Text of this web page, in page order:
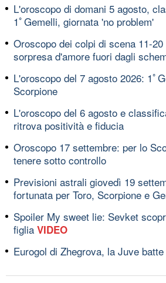
L'oroscopo di domani 5 agosto,
1ﾟGemelli, giornata 'no problem'
Oroscopo dei colpi di scena 11-20
sorpresa d'amore fuori dagli
L'oroscopo del 7 agosto 2026: 1ﾟ
Scorpione
L'oroscopo del 6 agosto e
ritrova positività e fiducia
Oroscopo 17 settembre: per lo
tenere sotto controllo
Previsioni astrali giovedì 19
fortunata per Toro, Scorpione e
Spoiler My sweet lie: Sevket
figlia VIDEO
Eurogol di Zhegrova, la Juve